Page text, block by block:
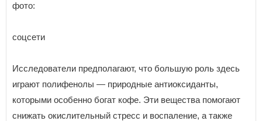
фото:
соцсети
Исследователи предполагают, что большую роль здесь
играют полифенолы — природные антиоксиданты,
которыми особенно богат кофе. Эти вещества помогают
снижать окислительный стресс и воспаление, а также